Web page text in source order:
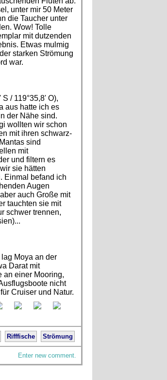
unter mir 50 Meter
die Taucher unter
Wow! Tolle
mit dutzenden
Etwas mulmig
starken Strömung
war.
/ 119°35,8' O),
aus hatte ich es
der Nähe sind.
wollten wir schon
mit ihren schwarz-
sind
mit
und filtern es
sie hätten
Einmal befand ich
Augen
auch Große mit
tauchten sie mit
schwer trennen,
Moya an der
Darat mit
an einer Mooring,
nicht
Cruiser und Natur.
Rifffische Strömung
Enter new comment.